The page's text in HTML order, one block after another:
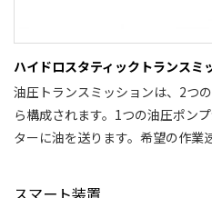
ハイドロスタティックトランスミ
油圧トランスミッションは、2つ
ら構成されます。1つの油圧ポン
ターに油を送ります。希望の作業
スマート装置